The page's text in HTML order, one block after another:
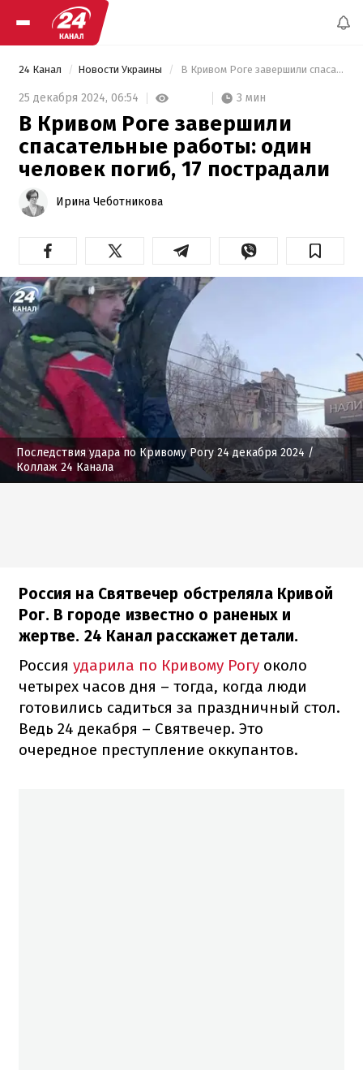
24 Канал Новости Украины В Кривом Роге завершили спасательные работы: один человек погиб, 17 пострадали
25 декабря 2024, 06:54 3 мин
В Кривом Роге завершили
спасательные работы: один
человек погиб, 17 пострадали
Ирина Чеботникова
Последствия удара по Кривому Рогу 24 декабря 2024 /
Коллаж 24 Канала
Россия на Святвечер обстреляла Кривой
Рог. В городе известно о раненых и
жертве. 24 Канал расскажет детали.
Россия ударила по Кривому Рогу около
четырех часов дня – тогда, когда люди
готовились садиться за праздничный стол.
Ведь 24 декабря – Святвечер. Это
очередное преступление оккупантов.